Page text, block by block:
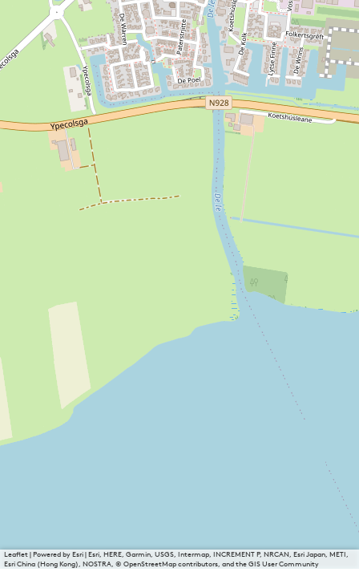
Leaflet|Powered by Esri | Esri, HERE, Garmin, USGS, Intermap, INCREMENT P, NRCAN, Esri Japan, METI,
Esri China (Hong Kong), NOSTRA, © OpenStreetMap contributors, and the GIS User Community